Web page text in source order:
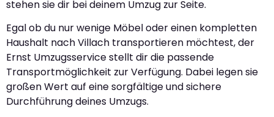
stehen sie dir bei deinem Umzug zur Seite.
Egal ob du nur wenige Möbel oder einen kompletten
Haushalt nach Villach transportieren möchtest, der
Ernst Umzugsservice stellt dir die passende
Transportmöglichkeit zur Verfügung. Dabei legen sie
großen Wert auf eine sorgfältige und sichere
Durchführung deines Umzugs.